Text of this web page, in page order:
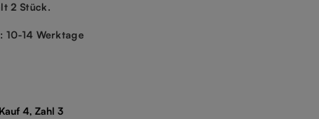
2 Stück.
10-14 Werktage
4, Zahl 3